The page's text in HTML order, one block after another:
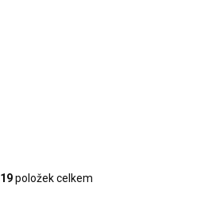
O
19položek celkem